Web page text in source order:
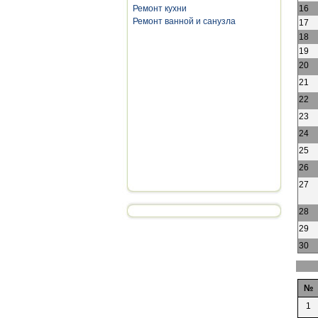
Ремонт кухни
Ремонт ванной и санузла
16
17
18
19
20
21
22
23
24
25
26
27
28
29
30
№
1